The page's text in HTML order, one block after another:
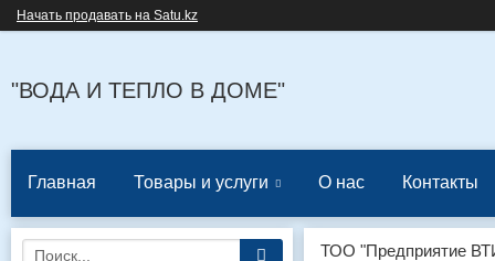
Начать продавать на Satu.kz
"ВОДА И ТЕПЛО В ДОМЕ"
Главная Товары и услуги О нас Контакты
ТОО "Предприятие